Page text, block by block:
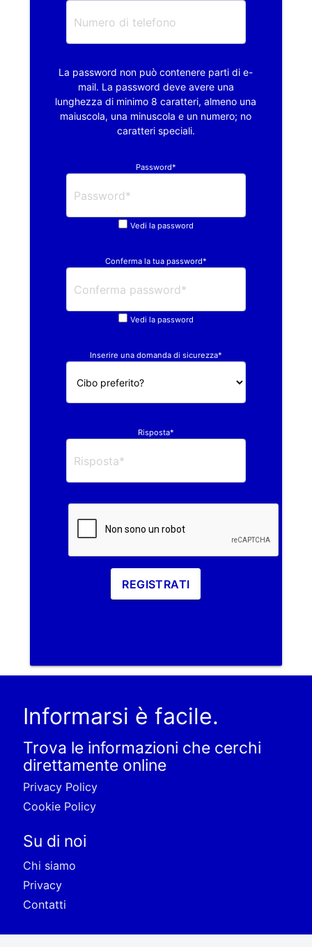
La password non può contenere parti di e-
mail. La password deve avere una
lunghezza di minimo 8 caratteri, almeno una
maiuscola, una minuscola e un numero; no
caratteri speciali.
Password*
Vedi la password
Conferma la tua password*
Vedi la password
Inserire una domanda di sicurezza*
Risposta*
REGISTRATI
Informarsi è facile.
Trova le informazioni che cerchi
direttamente online
Privacy Policy
Cookie Policy
Su di noi
Chi siamo
Privacy
Contatti